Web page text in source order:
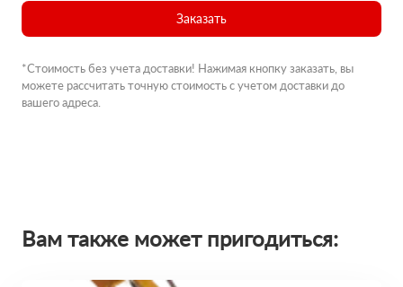
Заказать
*Стоимость без учета доставки! Нажимая кнопку заказать, вы
можете рассчитать точную стоимость с учетом доставки до
вашего адреса.
Вам также может пригодиться: